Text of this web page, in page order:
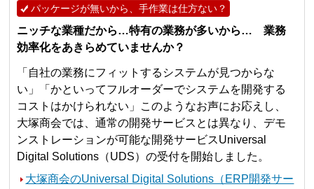
パッケージが無いから、手作業は仕方ない？
ニッチな業種だから…特有の業務が多いから… 業務
効率化をあきらめていませんか？
「自社の業務にフィットするシステムが見つからな
い」「かといってフルオーダーでシステムを開発する
コストはかけられない」このようなお声にお応えし、
大塚商会では、通常の開発サービスとは異なり、デモ
ンストレーションが可能な開発サービスUniversal
Digital Solutions（UDS）の受付を開始しました。
大塚商会のUniversal Digital Solutions（ERP開発サー